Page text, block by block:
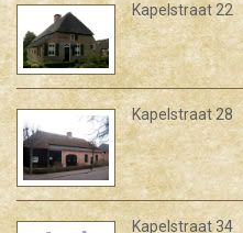
Kapelstraat 22
Kapelstraat 28
Kapelstraat 34